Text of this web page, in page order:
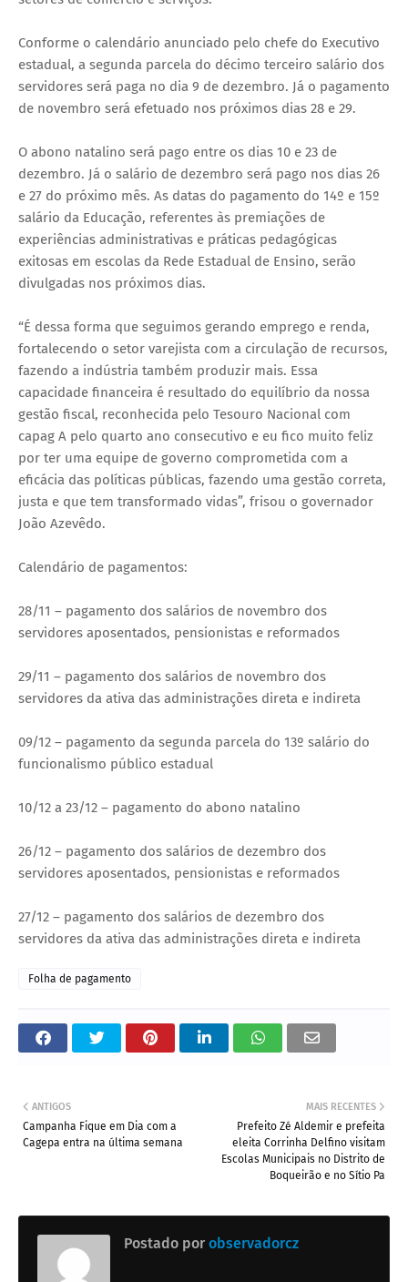
Conforme o calendário anunciado pelo chefe do Executivo
estadual, a segunda parcela do décimo terceiro salário dos
servidores será paga no dia 9 de dezembro. Já o pagamento
de novembro será efetuado nos próximos dias 28 e 29.
O abono natalino será pago entre os dias 10 e 23 de
dezembro. Já o salário de dezembro será pago nos dias 26
e 27 do próximo mês. As datas do pagamento do 14º e 15º
salário da Educação, referentes às premiações de
experiências administrativas e práticas pedagógicas
exitosas em escolas da Rede Estadual de Ensino, serão
divulgadas nos próximos dias.
“É dessa forma que seguimos gerando emprego e renda,
fortalecendo o setor varejista com a circulação de recursos,
fazendo a indústria também produzir mais. Essa
capacidade financeira é resultado do equilíbrio da nossa
gestão fiscal, reconhecida pelo Tesouro Nacional com
capag A pelo quarto ano consecutivo e eu fico muito feliz
por ter uma equipe de governo comprometida com a
eficácia das políticas públicas, fazendo uma gestão correta,
justa e que tem transformado vidas”, frisou o governador
João Azevêdo.
Calendário de pagamentos:
28/11 – pagamento dos salários de novembro dos
servidores aposentados, pensionistas e reformados
29/11 – pagamento dos salários de novembro dos
servidores da ativa das administrações direta e indireta
09/12 – pagamento da segunda parcela do 13º salário do
funcionalismo público estadual
10/12 a 23/12 – pagamento do abono natalino
26/12 – pagamento dos salários de dezembro dos
servidores aposentados, pensionistas e reformados
27/12 – pagamento dos salários de dezembro dos
servidores da ativa das administrações direta e indireta
Folha de pagamento
MAIS RECENTES
Prefeito Zé Aldemir e prefeita
eleita Corrinha Delfino visitam
Escolas Municipais no Distrito de
Boqueirão e no Sítio Pa
ANTIGOS
Campanha Fique em Dia com a
Cagepa entra na última semana
Postado por observadorcz